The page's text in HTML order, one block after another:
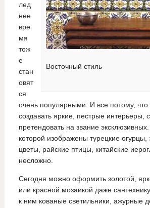
Восточный стиль
лед
нее
вре
мя
тож
е
стан
овят
ся
очень популярными. И все потому,
создавать яркие, пестрые интерьеры,
претендовать на звание
которой изображены турецкие огурцы,
цветы, райские птицы, китайские
несложно.
Сегодня можно оформить золотой,
или красной мозаикой даже
к ним кованые светильники, ажурные